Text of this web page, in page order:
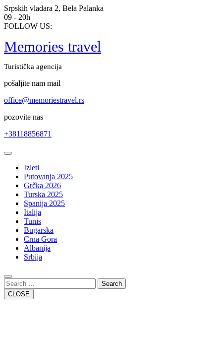
Skip
to
content
Srpskih vladara 2, Bela Palanka
09 - 20h
FOLLOW US:
Memories travel
Turistička agencija
pošaljite nam mail
office@memoriestravel.rs
pozovite nas
+38118856871
Open
ButtonIzleti
Putovanja 2025
Grčka 2026
Turska 2025
Spanija 2025
Italija
Tunis
Bugarska
Crna Gora
Albanija
Srbija
Close
Button
Search
CLOSE